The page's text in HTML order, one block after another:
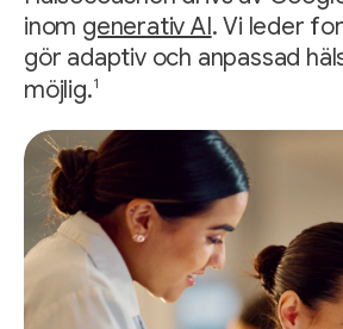
inom generativ AI. Vi leder
gör adaptiv och anpassad
möjlig.1